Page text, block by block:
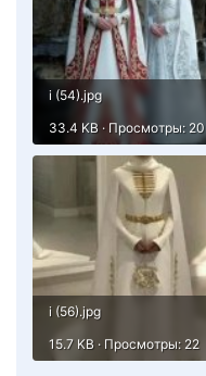
i (54).jpg
33.4 KB · Просмотры: 20
i (56).jpg
15.7 KB · Просмотры: 22